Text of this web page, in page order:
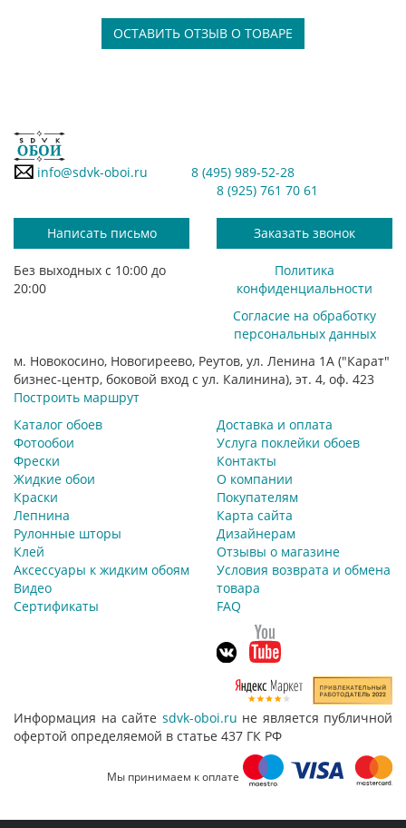
ОСТАВИТЬ ОТЗЫВ О ТОВАРЕ
info@sdvk-oboi.ru
8 (495) 989-52-28
8 (925) 761 70 61
Написать письмо Заказать звонок
Без выходных с 10:00 до
20:00
Политика
конфиденциальности
Согласие на обработку
персональных данных
м. Новокосино, Новогиреево, Реутов, ул. Ленина 1А ("Карат"
бизнес-центр, боковой вход с ул. Калинина), эт. 4, оф. 423
Построить маршрут
Каталог обоев
Фотообои
Фрески
Жидкие обои
Краски
Лепнина
Рулонные шторы
Клей
Аксессуары к жидким обоям
Видео
Сертификаты
Доставка и оплата
Услуга поклейки обоев
Контакты
О компании
Покупателям
Карта сайта
Дизайнерам
Отзывы о магазине
Условия возврата и обмена
товара
FAQ
Информация на сайте sdvk-oboi.ru не является публичной
офертой определяемой в статье 437 ГК РФ
Мы принимаем к оплате